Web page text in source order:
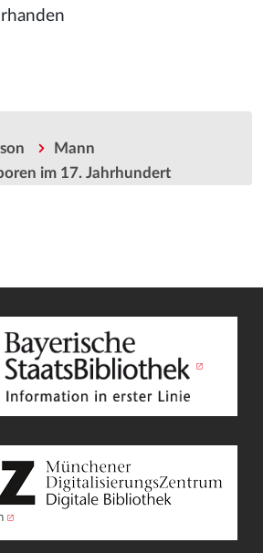
Mann
im 17. Jahrhundert